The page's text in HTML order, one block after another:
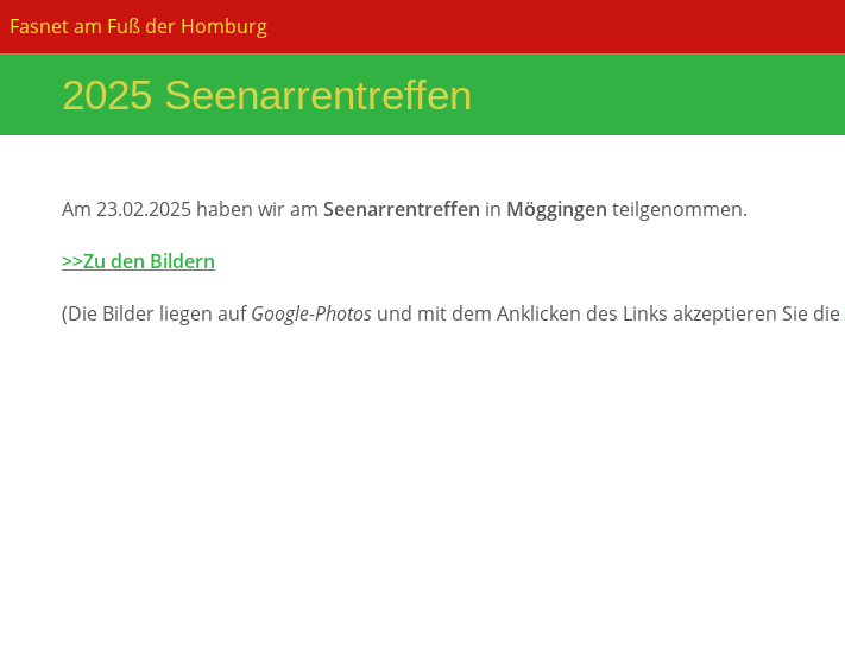
Inhalt
springen
Fasnet am Fuß der Homburg
2025 Seenarrentreffen
Am 23.02.2025 haben wir amSeenarrentreffen in Möggingen teilgenommen.
>>Zu den Bildern
(Die Bilder liegen aufGoogle-Photos und mit dem Anklicken des Links akzeptieren Sie die